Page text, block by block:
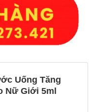
Uống Tăng
Nữ Giới 5ml